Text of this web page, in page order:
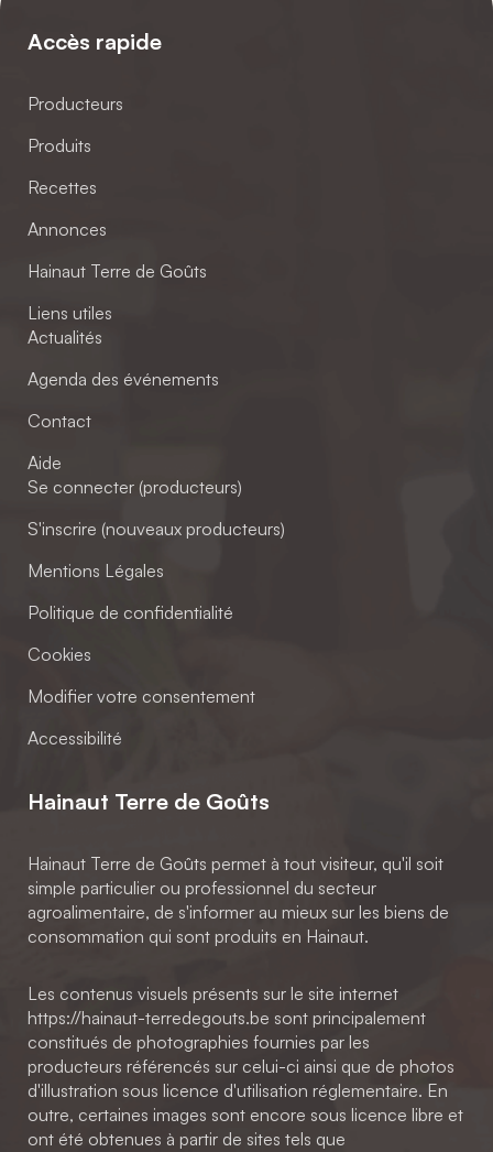
Accès rapide
Producteurs
Produits
Recettes
Annonces
Hainaut Terre de Goûts
Liens utiles
Actualités
Agenda des événements
Contact
Aide
Se connecter (producteurs)
S'inscrire (nouveaux producteurs)
Mentions Légales
Politique de confidentialité
Cookies
Modifier votre consentement
Accessibilité
Hainaut Terre de Goûts
Hainaut Terre de Goûts permet à tout visiteur, qu'il soit
simple particulier ou professionnel du secteur
agroalimentaire, de s'informer au mieux sur les biens de
consommation qui sont produits en Hainaut.
Les contenus visuels présents sur le site internet
https://hainaut-terredegouts.be sont principalement
constitués de photographies fournies par les
producteurs référencés sur celui-ci ainsi que de photos
d'illustration sous licence d'utilisation réglementaire. En
outre, certaines images sont encore sous licence libre et
ont été obtenues à partir de sites tels que